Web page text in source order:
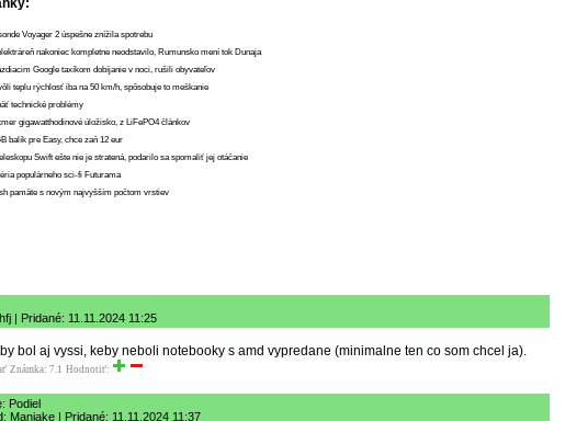
Voyager 2 úspešne znížila spotrebu
nakoniec kompletne neodstavilo, Rumunsko mení tok Dunaja
Google taxíkom dobíjanie v noci, rušili obyvateľov
teplu rýchlosť iba na 50 km/h, spôsobuje to meškanie
technické problémy
gigawatthodinové úložisko, z LiFePO4 článkov
balík pre Easy, chce zaň 12 eur
Swift ešte nie je stratená, podarilo sa spomaliť jej otáčanie
populárneho sci-fi Futurama
pamäte s novým najvyšším počtom vrstiev
| Pridané: 11.11.2024 11:25
bol aj vyssi, keby neboli notebooky s amd vypredane (minimalne ten co som chcel ja).
Známka: 7.1 Hodnotiť:
Podiel
Maniake | Pridané: 11.11.2024 11:37